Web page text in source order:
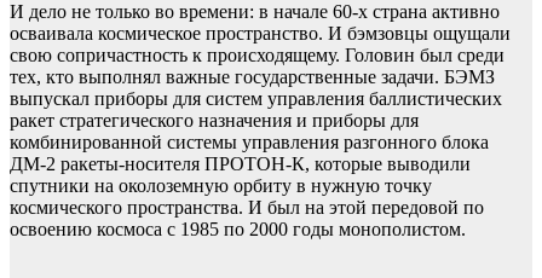
И дело не только во времени: в начале 60-х страна активно
осваивала космическое пространство. И бэмзовцы ощущали
свою сопричастность к происходящему. Головин был среди
тех, кто выполнял важные государственные задачи. БЭМЗ
выпускал приборы для систем управления баллистических
ракет стратегического назначения и приборы для
комбинированной системы управления разгонного блока
ДМ-2 ракеты-носителя ПРОТОН-К, которые выводили
спутники на околоземную орбиту в нужную точку
космического пространства. И был на этой передовой по
освоению космоса с 1985 по 2000 годы монополистом.